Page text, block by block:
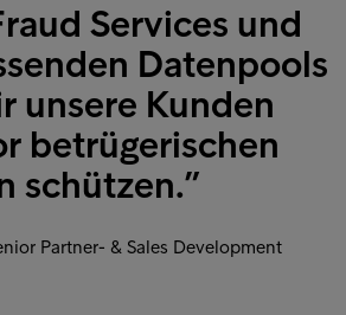
Services und
Datenpools
unsere Kunden
betrügerischen
schützen.”
Partner- & Sales Development